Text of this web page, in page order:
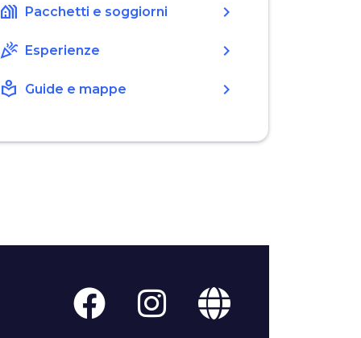
holiday_village Pacchetti e soggiorni chevron_right
celebration Esperienze chevron_right
local_library Guide e mappe chevron_right